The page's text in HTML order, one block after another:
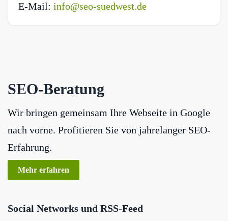
E-Mail: info@seo-suedwest.de
SEO-Beratung
Wir bringen gemeinsam Ihre Webseite in Google
nach vorne. Profitieren Sie von jahrelanger SEO-
Erfahrung.
Mehr erfahren
Social Networks und RSS-Feed